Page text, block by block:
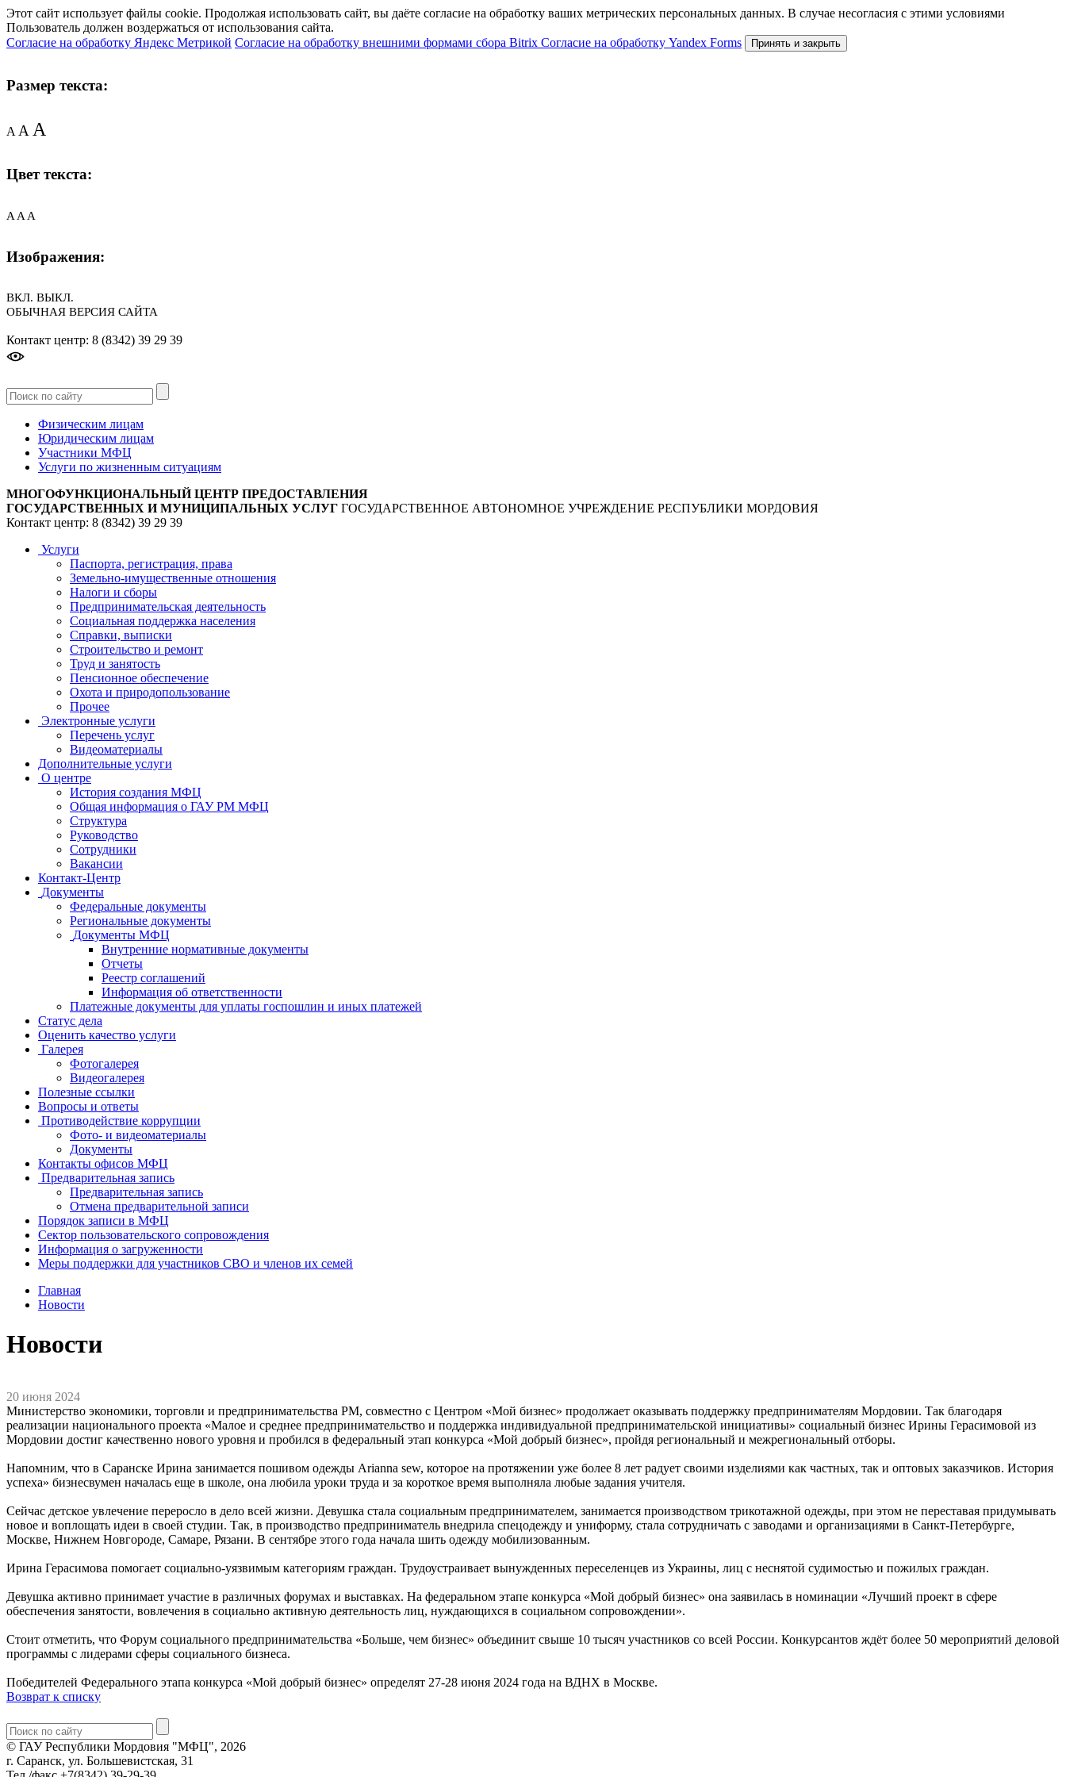
Этот сайт использует файлы cookie. Продолжая использовать сайт, вы даёте согласие на обработку ваших метрических персональных данных. В случае несогласия с этими условиями
Пользователь должен воздержаться от использования сайта.
Согласие на обработку Яндекс Метрикой Согласие на обработку внешними формами сбора Bitrix Согласие на обработку Yandex Forms Принять и закрыть
Размер текста:
AAA
Цвет текста:
A A A
Изображения:
ВКЛ. ВЫКЛ.
ОБЫЧНАЯ ВЕРСИЯ САЙТА
Контакт центр: 8 (8342) 39 29 39
Физическим лицам
Юридическим лицам
Участники МФЦ
Услуги по жизненным ситуациям
МНОГОФУНКЦИОНАЛЬНЫЙ ЦЕНТР ПРЕДОСТАВЛЕНИЯ
ГОСУДАРСТВЕННЫХ И МУНИЦИПАЛЬНЫХ УСЛУГ ГОСУДАРСТВЕННОЕ АВТОНОМНОЕ УЧРЕЖДЕНИЕ РЕСПУБЛИКИ МОРДОВИЯ
Контакт центр: 8 (8342) 39 29 39
Услуги
Паспорта, регистрация, права
Земельно-имущественные отношения
Налоги и сборы
Предпринимательская деятельность
Социальная поддержка населения
Справки, выписки
Строительство и ремонт
Труд и занятость
Пенсионное обеспечение
Охота и природопользование
Прочее
Электронные услуги
Перечень услуг
Видеоматериалы
Дополнительные услуги
О центре
История создания МФЦ
Общая информация о ГАУ РМ МФЦ
Структура
Руководство
Сотрудники
Вакансии
Контакт-Центр
Документы
Федеральные документы
Региональные документы
Документы МФЦ
Внутренние нормативные документы
Отчеты
Реестр соглашений
Информация об ответственности
Платежные документы для уплаты госпошлин и иных платежей
Статус дела
Оценить качество услуги
Галерея
Фотогалерея
Видеогалерея
Полезные ссылки
Вопросы и ответы
Противодействие коррупции
Фото- и видеоматериалы
Документы
Контакты офисов МФЦ
Предварительная запись
Предварительная запись
Отмена предварительной записи
Порядок записи в МФЦ
Сектор пользовательского сопровождения
Информация о загруженности
Меры поддержки для участников СВО и членов их семей
Главная
Новости
Новости
20 июня 2024
Министерство экономики, торговли и предпринимательства РМ, совместно с Центром «Мой бизнес» продолжает оказывать поддержку предпринимателям Мордовии. Так благодаря
реализации национального проекта «Малое и среднее предпринимательство и поддержка индивидуальной предпринимательской инициативы» социальный бизнес Ирины Герасимовой из
Мордовии достиг качественно нового уровня и пробился в федеральный этап конкурса «Мой добрый бизнес», пройдя региональный и межрегиональный отборы.
Напомним, что в Саранске Ирина занимается пошивом одежды Arianna sew, которое на протяжении уже более 8 лет радует своими изделиями как частных, так и оптовых заказчиков. История
успеха» бизнесвумен началась еще в школе, она любила уроки труда и за короткое время выполняла любые задания учителя.
Сейчас детское увлечение переросло в дело всей жизни. Девушка стала социальным предпринимателем, занимается производством трикотажной одежды, при этом не переставая придумывать
новое и воплощать идеи в своей студии. Так, в производство предприниматель внедрила спецодежду и униформу, стала сотрудничать с заводами и организациями в Санкт-Петербурге,
Москве, Нижнем Новгороде, Самаре, Рязани. В сентябре этого года начала шить одежду мобилизованным.
Ирина Герасимова помогает социально-уязвимым категориям граждан. Трудоустраивает вынужденных переселенцев из Украины, лиц с неснятой судимостью и пожилых граждан.
Девушка активно принимает участие в различных форумах и выставках. На федеральном этапе конкурса «Мой добрый бизнес» она заявилась в номинации «Лучший проект в сфере
обеспечения занятости, вовлечения в социально активную деятельность лиц, нуждающихся в социальном сопровождении».
Стоит отметить, что Форум социального предпринимательства «Больше, чем бизнес» объединит свыше 10 тысяч участников со всей России. Конкурсантов ждёт более 50 мероприятий деловой
программы с лидерами сферы социального бизнеса.
Победителей Федерального этапа конкурса «Мой добрый бизнес» определят 27-28 июня 2024 года на ВДНХ в Москве.
Возврат к списку
© ГАУ Республики Мордовия "МФЦ", 2026
г. Саранск, ул. Большевистская, 31